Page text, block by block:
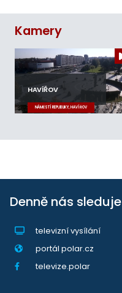
Kamery
HAVÍŘOV
NÁMĚSTÍ REPUBLIKY, HAVÍŘOV
Denně nás sleduje
televizní vysílání
portál polar.cz
televize.polar